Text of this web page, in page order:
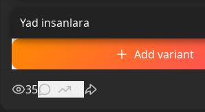
Yad insanlara
Add variant
35